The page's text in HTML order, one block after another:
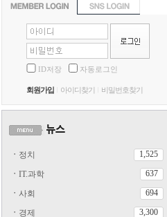
ID저장 자동로그인
회원가입 아이디찾기 비밀번호찾기
ㆍ 정치 1,525
ㆍ IT.과학 637
ㆍ 사회 694
ㆍ 경제 3,300